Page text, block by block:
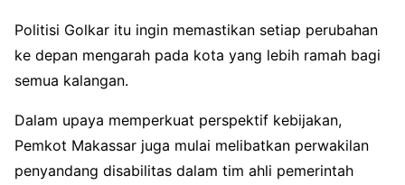
Politisi Golkar itu ingin memastikan setiap perubahan
ke depan mengarah pada kota yang lebih ramah bagi
semua kalangan.
Dalam upaya memperkuat perspektif kebijakan,
Pemkot Makassar juga mulai melibatkan perwakilan
penyandang disabilitas dalam tim ahli pemerintah